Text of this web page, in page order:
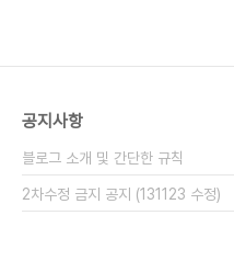
공지사항
블로그 소개 및 간단한 규칙
2차수정 금지 공지 (131123 수정)